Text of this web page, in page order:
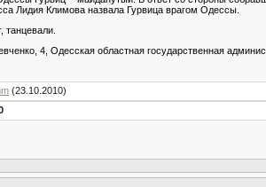
Лидия Климова назвала Гурвица врагом Одессы.
танцевали.
4, Одесская областная государственная
(23.10.2010)